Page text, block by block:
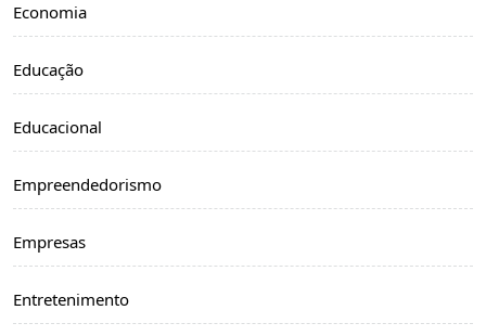
Economia
Educação
Educacional
Empreendedorismo
Empresas
Entretenimento